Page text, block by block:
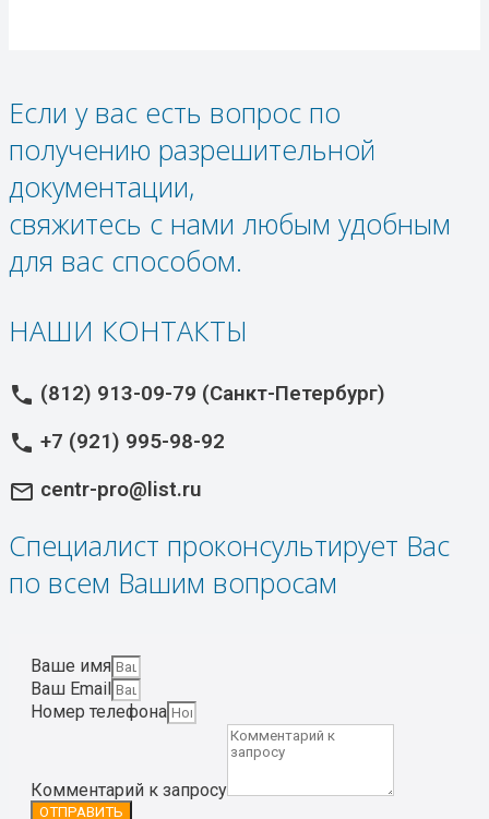
Если у вас есть вопрос по
получению разрешительной
документации,
свяжитесь с нами любым удобным
для вас способом.
НАШИ КОНТАКТЫ
phone (812) 913-09-79 (Санкт-Петербург)
phone +7 (921) 995-98-92
mail_outline centr-pro@list.ru
Специалист проконсультирует Вас
по всем Вашим вопросам
Ваше имя
Ваш Email
Номер телефона
Комментарий к запросу
ОТПРАВИТЬ